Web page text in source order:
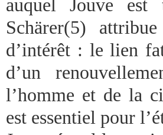
auquel Jouve est
Schärer(5)
d’intérêt : le lien
d’un
l’homme et de la
est essentiel pour